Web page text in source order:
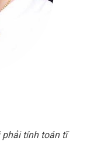
phải tính toán tĩ